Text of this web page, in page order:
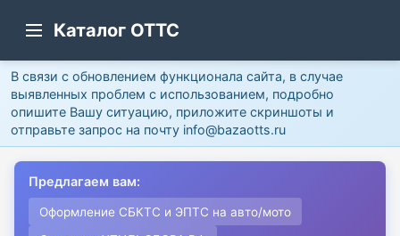
Каталог ОТТС
В связи с обновлением функционала сайта, в случае
выявленных проблем с использованием, подробно
опишите Вашу ситуацию, приложите скриншоты и
отправьте запрос на почту info@bazaotts.ru
Предлагаем вам:
Оформление СБКТС и ЭПТС на авто/мото